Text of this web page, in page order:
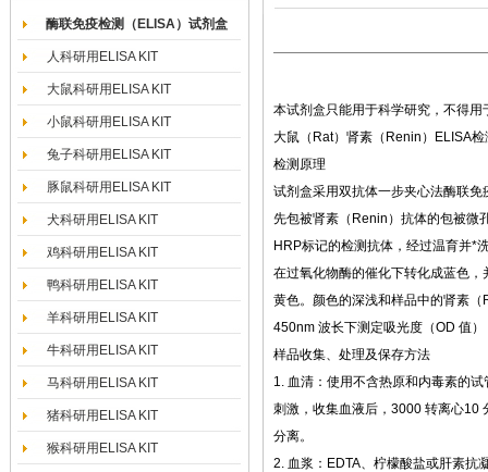
酶联免疫检测（ELISA）试剂盒
人科研用ELISA KIT
大鼠科研用ELISA KIT
小鼠科研用ELISA KIT
兔子科研用ELISA KIT
豚鼠科研用ELISA KIT
犬科研用ELISA KIT
鸡科研用ELISA KIT
鸭科研用ELISA KIT
羊科研用ELISA KIT
牛科研用ELISA KIT
马科研用ELISA KIT
猪科研用ELISA KIT
猴科研用ELISA KIT
本试剂盒只能用于科学研究，不得用
大鼠（Rat）肾素（Renin）ELISA
检测原理
试剂盒采用双抗体一步夹心法酶联
先包被肾素（Renin）抗体的包被微
HRP标记的检测抗体，经过温育并*
在过氧化物酶的催化下转化成蓝色
黄色。颜色的深浅和样品中的肾素
450nm 波长下测定吸光度（OD 值
样品收集、处理及保存方法
1. 血清：使用不含热原和内毒素的
刺激，收集血液后，3000 转离心10
分离。
2. 血浆：EDTA、柠檬酸盐或肝素抗